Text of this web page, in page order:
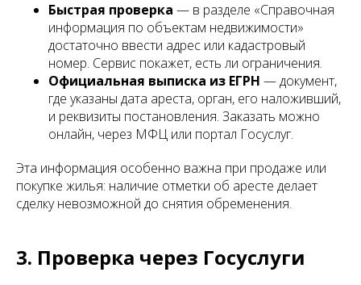
Быстрая проверка — в разделе «Справочная
информация по объектам недвижимости»
достаточно ввести адрес или кадастровый
номер. Сервис покажет, есть ли ограничения.
Официальная выписка из ЕГРН — документ,
где указаны дата ареста, орган, его наложивший,
и реквизиты постановления. Заказать можно
онлайн, через МФЦ или портал Госуслуг.
Эта информация особенно важна при продаже или
покупке жилья: наличие отметки об аресте делает
сделку невозможной до снятия обременения.
3. Проверка через Госуслуги